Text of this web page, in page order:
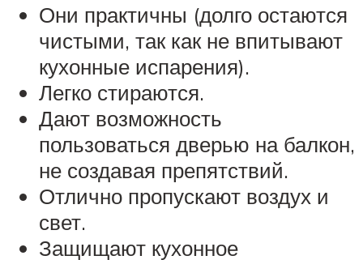
Они практичны (долго остаются
чистыми, так как не впитывают
кухонные испарения).
Легко стираются.
Дают возможность
пользоваться дверью на балкон,
не создавая препятствий.
Отлично пропускают воздух и
свет.
Защищают кухонное